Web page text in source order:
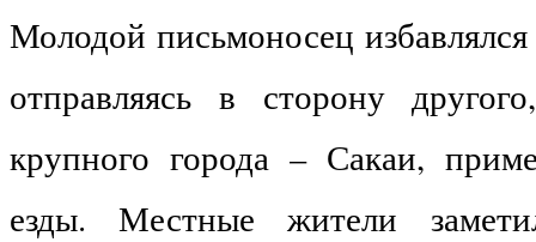
Молодой письмоносец
отправляясь в сторону
крупного города – Сакаи,
езды. Местные жители